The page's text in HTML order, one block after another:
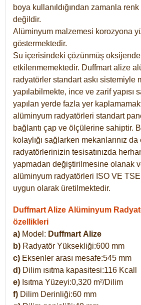
boya kullanıldığından zamanla
değildir.
Alüminyum malzemesi korozyona
göstermektedir.
Su içerisindeki çözünmüş
etkilenmemektedir. Duffmart alize
radyatörler standart askı sistemiyle
yapılabilmekte, ince ve zarif yapısı
yapılan yerde fazla yer
alüminyum radyatörleri standart
bağlantı çap ve ölçülerine sahiptir.
kolaylığı sağlarken mekanlarınız
radyatörlerinizin tesisatınızda
yapmadan değiştirilmesine olanak
alüminyum radyatörleri ISO VE TSE
uygun olarak üretilmektedir.
Duffmart Alize Alüminyum
özellikleri
a) Model: Duffmart Alize
b) Radyatör Yüksekliği:600 mm
c) Eksenler arası mesafe:545 mm
d) Dilim ısıtma kapasitesi:116 Kcall
e) Isıtma Yüzeyi:0,320 m²/Dilim
f) Dilim Derinliği:60 mm